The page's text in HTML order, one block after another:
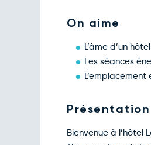
On aime
L’âme d’un
Les séances
Présentation
Bienvenue à l’hôtel